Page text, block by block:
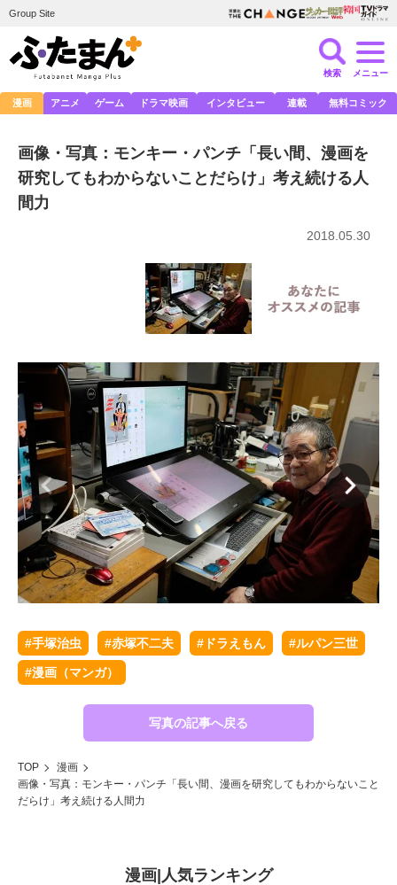
Group Site
検索 メニュー
漫画 アニメ ゲーム ドラマ映画 インタビュー 連載 無料コミック
画像・写真：モンキー・パンチ「長い間、漫画を
研究してもわからないことだらけ」考え続ける人
間力
2018.05.30
#手塚治虫 #赤塚不二夫 #ドラえもん #ルパン三世
#漫画（マンガ）
写真の記事へ戻る
TOP
漫画
画像・写真：モンキー・パンチ「長い間、漫画を研究してもわからないこと
だらけ」考え続ける人間力
漫画| 人気ランキング